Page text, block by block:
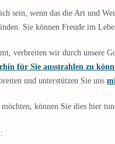
sein, wenn das die Art und
Sie können Freude im
verbreiten wir durch unsere
für Sie ausstrahlen zu
und unterstützen Sie uns
möchten, können Sie dies hier